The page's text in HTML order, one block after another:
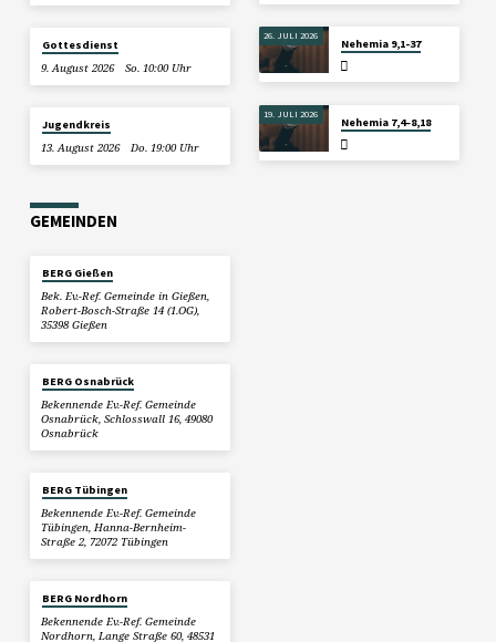
Gottesdienst
9. August 2026
So. 10:00 Uhr
Jugendkreis
13. August 2026
Do. 19:00 Uhr
26. JULI 2026
Nehemia 9,1-37
19. JULI 2026
Nehemia 7,4–8,18
GEMEINDEN
BERG Gießen
Bek. Ev.-Ref. Gemeinde in Gießen,
Robert-Bosch-Straße 14 (1.OG),
35398 Gießen
BERG Osnabrück
Bekennende Ev.-Ref. Gemeinde
Osnabrück, Schlosswall 16, 49080
Osnabrück
BERG Tübingen
Bekennende Ev.-Ref. Gemeinde
Tübingen, Hanna-Bernheim-
Straße 2, 72072 Tübingen
BERG Nordhorn
Bekennende Ev.-Ref. Gemeinde
Nordhorn, Lange Straße 60, 48531